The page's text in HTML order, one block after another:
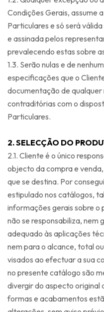
Condições Gerais, assume
Particulares e só será
e assinada pelos
prevalecendo estas sobre
1.3. Serão nulas e de
especificações que o
documentação de
contraditórias com o
Particulares.
2. SELECÇÃO DO
2.1. Cliente é o único
objecto da compra e
que se destina. Por
estipulado nos catálogos,
informações gerais sobre o
não se responsabiliza, nem
adequado às aplicações
nem para o alcance, total
visados ao efectuar a sua
no presente catálogo são
divergir do aspecto original
formas e acabamentos